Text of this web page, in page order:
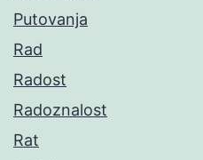
Putovanja
Rad
Radost
Radoznalost
Rat